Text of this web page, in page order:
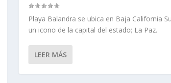
Playa Balandra se ubica en Baja California
un icono de la capital del estado; La Paz.
LEER MÁS